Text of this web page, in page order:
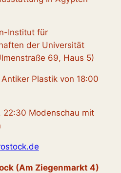
Institut für
der Universität
69, Haus 5)
Plastik von 18:00
22:30 Modenschau mit
(Am Ziegenmarkt 4)